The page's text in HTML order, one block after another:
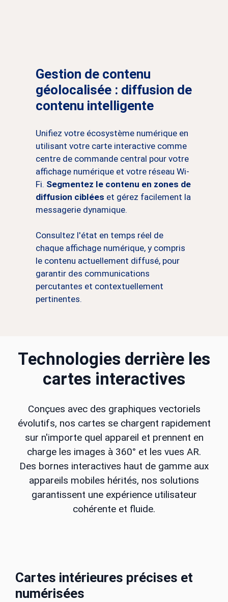
Gestion de contenu
géolocalisée : diffusion de
contenu intelligente
Unifiez votre écosystème numérique en
utilisant votre carte interactive comme
centre de commande central pour votre
affichage numérique et votre réseau Wi-
Fi. Segmentez le contenu en zones de
diffusion ciblées et gérez facilement la
messagerie dynamique.
Consultez l'état en temps réel de
chaque affichage numérique, y compris
le contenu actuellement diffusé, pour
garantir des communications
percutantes et contextuellement
pertinentes.
Technologies derrière les
cartes interactives
Conçues avec des graphiques vectoriels
évolutifs, nos cartes se chargent rapidement
sur n'importe quel appareil et prennent en
charge les images à 360° et les vues AR.
Des bornes interactives haut de gamme aux
appareils mobiles hérités, nos solutions
garantissent une expérience utilisateur
cohérente et fluide.
Cartes intérieures précises et
numérisées